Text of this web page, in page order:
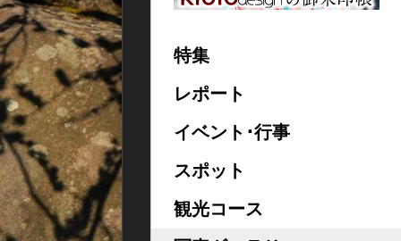
特集
レポート
イベント･行事
スポット
観光コース